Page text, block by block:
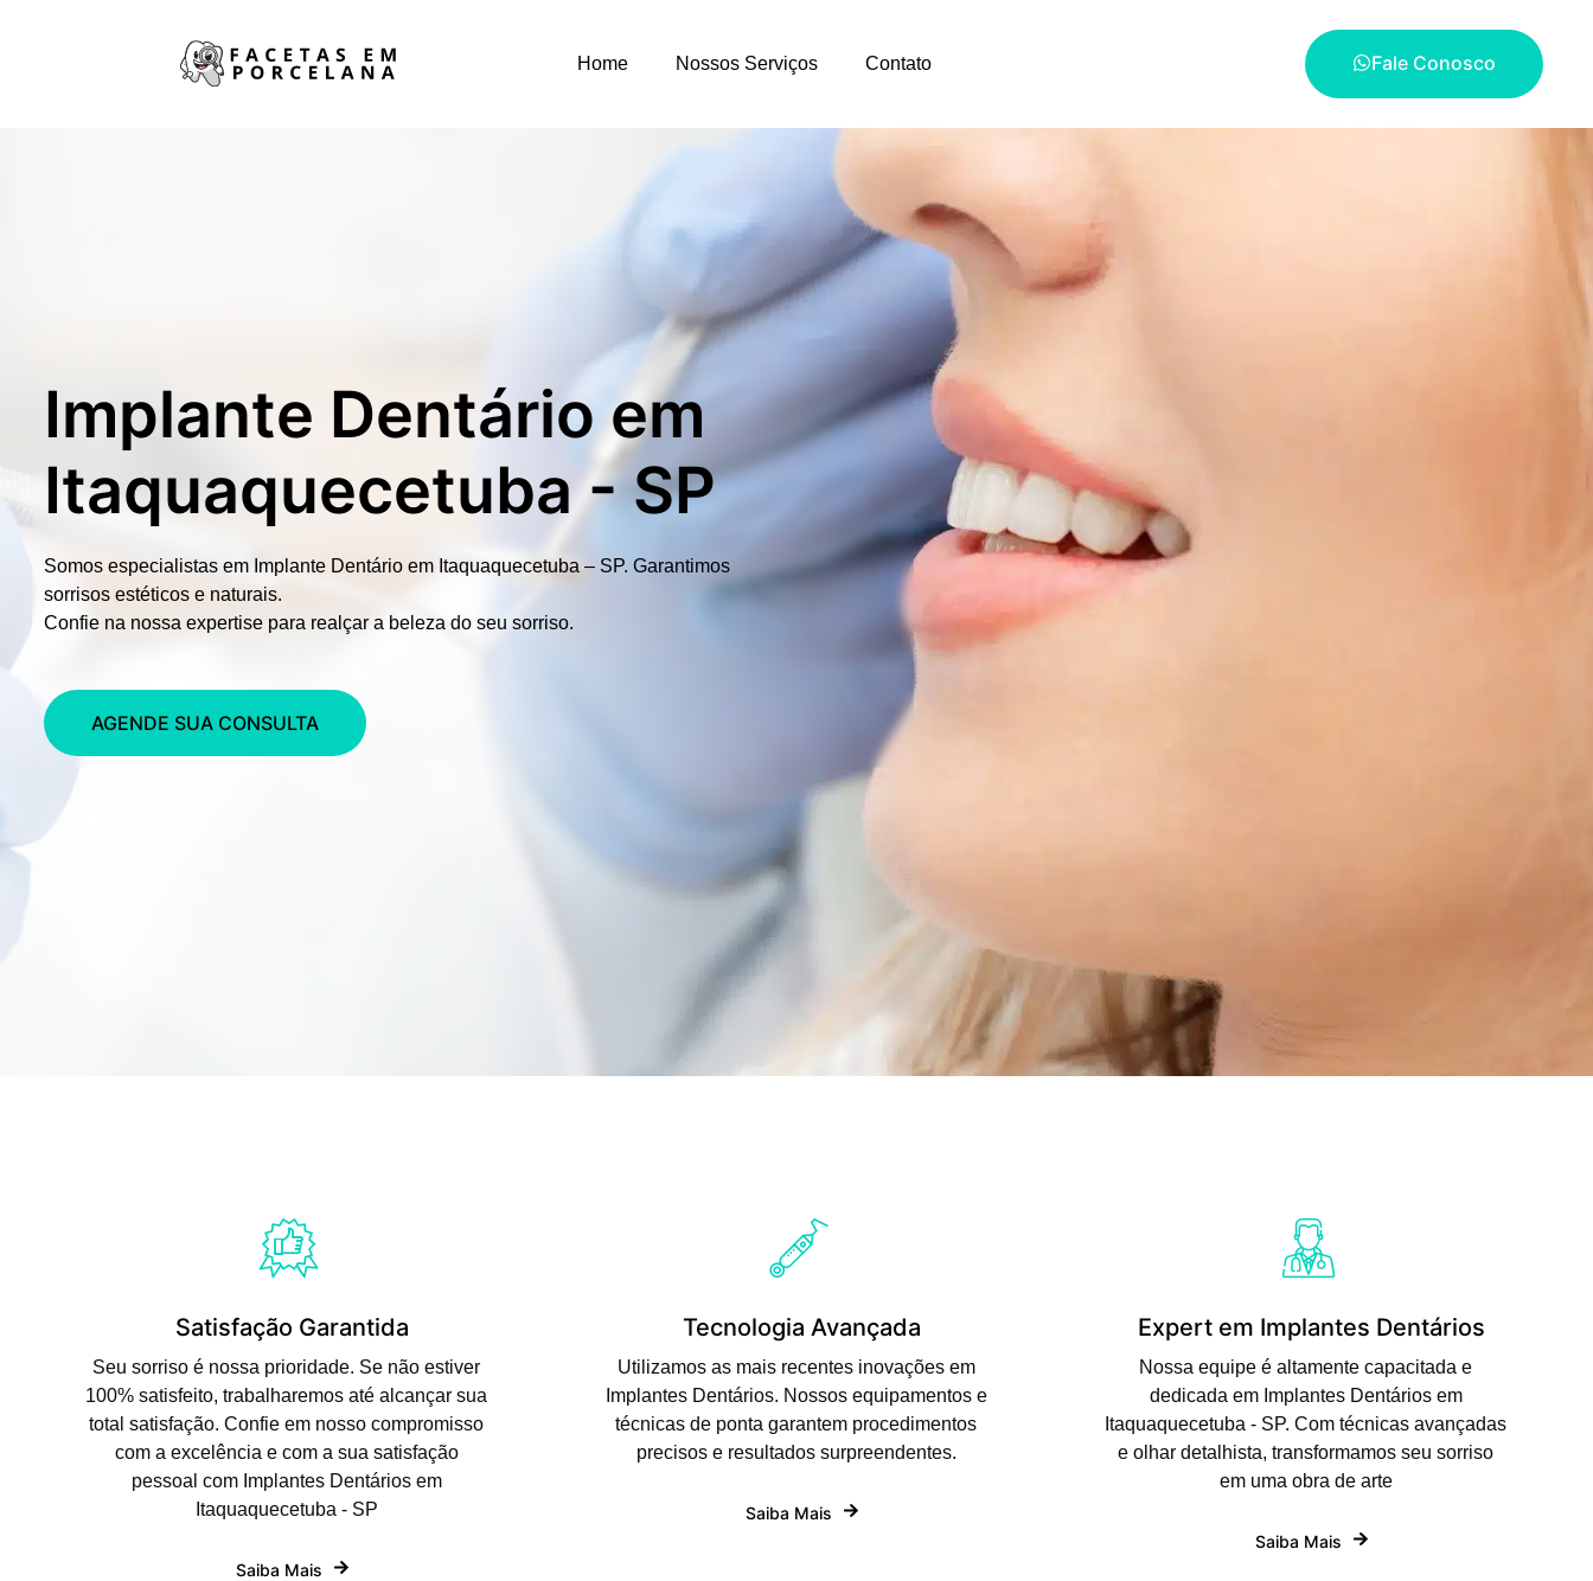
Home Nossos Serviços Contato Fale Conosco
Implante Dentário em
Itaquaquecetuba - SP
Somos especialistas em Implante Dentário em Itaquaquecetuba – SP. Garantimos
sorrisos estéticos e naturais.
Confie na nossa expertise para realçar a beleza do seu sorriso.
AGENDE SUA CONSULTA
Satisfação Garantida
Seu sorriso é nossa prioridade. Se não estiver
100% satisfeito, trabalharemos até alcançar sua
total satisfação. Confie em nosso compromisso
com a excelência e com a sua satisfação
pessoal com Implantes Dentários em
Itaquaquecetuba - SP
Saiba Mais
Tecnologia Avançada
Utilizamos as mais recentes inovações em
Implantes Dentários. Nossos equipamentos e
técnicas de ponta garantem procedimentos
precisos e resultados surpreendentes.
Saiba Mais
Expert em Implantes Dentários
Nossa equipe é altamente capacitada e
dedicada em Implantes Dentários em
Itaquaquecetuba - SP. Com técnicas avançadas
e olhar detalhista, transformamos seu sorriso
em uma obra de arte
Saiba Mais